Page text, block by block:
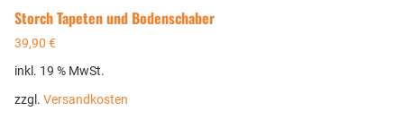
Storch Tapeten und Bodenschaber
39,90 €
inkl. 19 % MwSt.
zzgl. Versandkosten